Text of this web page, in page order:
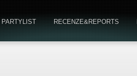
PARTYLIST RECENZE&REPORTS